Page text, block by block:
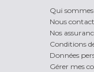
Qui
Nous
Nos
Conditions
Données
Gérer mes